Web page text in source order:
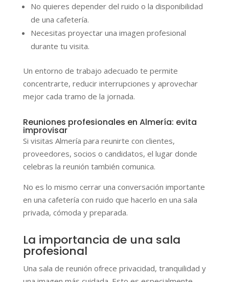
No quieres depender del ruido o la disponibilidad
de una cafetería.
Necesitas proyectar una imagen profesional
durante tu visita.
Un entorno de trabajo adecuado te permite
concentrarte, reducir interrupciones y aprovechar
mejor cada tramo de la jornada.
Reuniones profesionales en Almería: evita
improvisar
Si visitas Almería para reunirte con clientes,
proveedores, socios o candidatos, el lugar donde
celebras la reunión también comunica.
No es lo mismo cerrar una conversación importante
en una cafetería con ruido que hacerlo en una sala
privada, cómoda y preparada.
La importancia de una sala
profesional
Una sala de reunión ofrece privacidad, tranquilidad y